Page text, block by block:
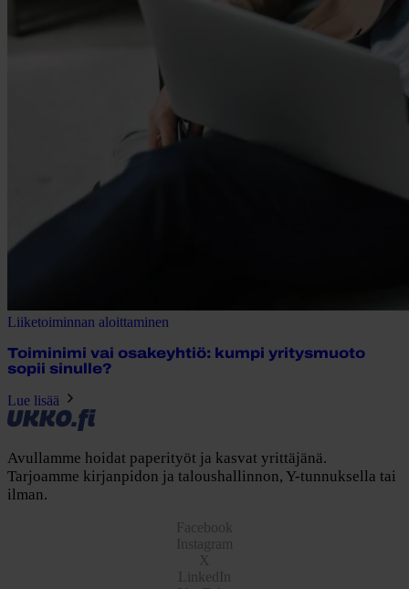
Liiketoiminnan aloittaminen
Toiminimi vai osakeyhtiö: kumpi yritysmuoto
sopii sinulle?
Lue lisää
Avullamme hoidat paperityöt ja kasvat yrittäjänä.
Tarjoamme kirjanpidon ja taloushallinnon, Y-tunnuksella tai
ilman.
Facebook
Instagram
X
LinkedIn